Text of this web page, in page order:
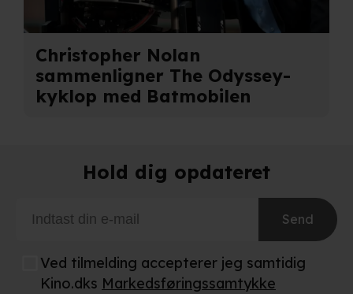
Christopher Nolan
sammenligner The Odyssey-
kyklop med Batmobilen
Hold dig opdateret
Send
Ved tilmelding accepterer jeg samtidig
Kino.dks Markedsføringssamtykke